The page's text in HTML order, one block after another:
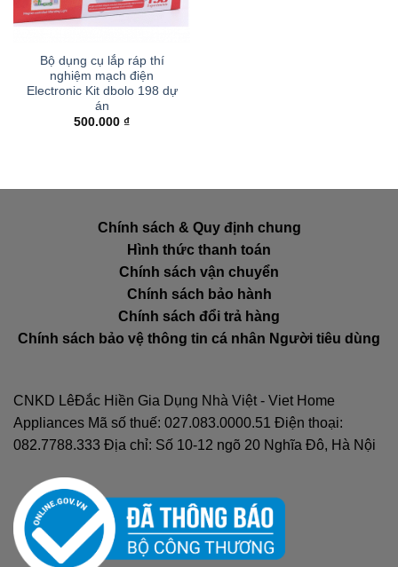
Bộ dụng cụ lắp ráp thí
nghiệm mạch điện
Electronic Kit dbolo 198 dự
án
500.000 ₫
Chính sách & Quy định chung
Hình thức thanh toán
Chính sách vận chuyển
Chính sách bảo hành
Chính sách đổi trả hàng
Chính sách bảo vệ thông tin cá nhân Người tiêu dùng
CNKD LêĐắc Hiền Gia Dụng Nhà Việt - Viet Home
Appliances Mã số thuế: 027.083.0000.51 Điện thoại:
082.7788.333 Địa chỉ: Số 10-12 ngõ 20 Nghĩa Đô, Hà Nội